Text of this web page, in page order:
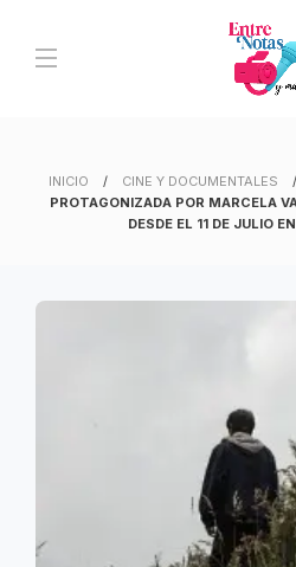
INICIO CINE Y DOCUMENTALES
PROTAGONIZADA POR MARCELA
DESDE EL 11 DE JULIO